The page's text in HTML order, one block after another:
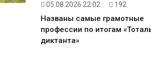
05.08.2026 22:02 192
Названы самые грамотные
профессии по итогам
диктанта»